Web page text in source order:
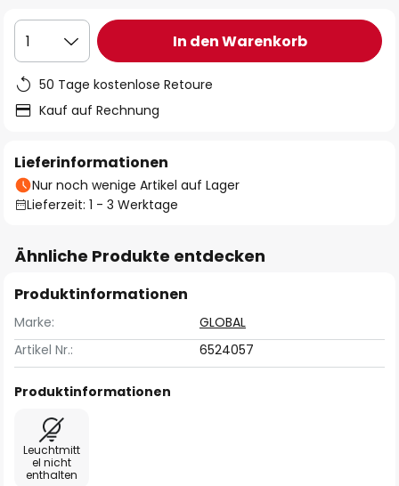
1 In den Warenkorb
50 Tage kostenlose Retoure
Kauf auf Rechnung
Lieferinformationen
Nur noch wenige Artikel auf Lager
Lieferzeit: 1 - 3 Werktage
Ähnliche Produkte entdecken
Produktinformationen
Marke:
GLOBAL
Artikel Nr.:
6524057
Produktinformationen
Leuchtmitt
el nicht
enthalten